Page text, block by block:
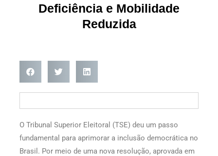
Deficiência e Mobilidade
Reduzida
O Tribunal Superior Eleitoral (TSE) deu um passo
fundamental para aprimorar a inclusão democrática no
Brasil. Por meio de uma nova resolução, aprovada em